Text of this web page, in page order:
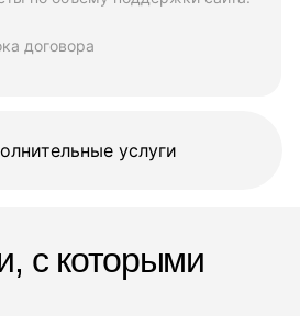
договора
услуги
с которыми